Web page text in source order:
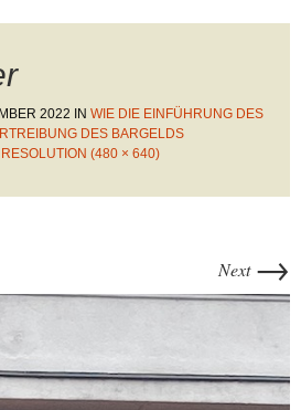
2022 IN WIE DIE EINFÜHRUNG DES
DES BARGELDS
(480 × 640)
Next →